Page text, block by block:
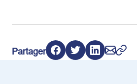
Partager